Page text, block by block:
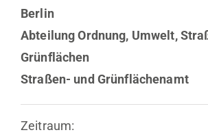
Berlin
Abteilung Ordnung, Umwelt,
Grünflächen
Straßen- und Grünflächenamt
Zeitraum: